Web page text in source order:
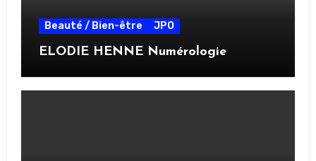
Beauté / Bien-être JPO
ELODIE HENNE Numérologie